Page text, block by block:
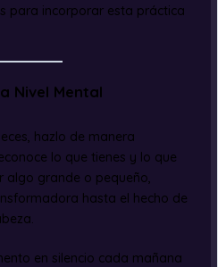
para incorporar esta práctica
Nivel Mental
hazlo de manera
lo que tienes y lo que
algo grande o pequeño,
hasta el hecho de
en silencio cada mañana